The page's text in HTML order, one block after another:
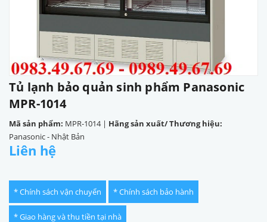
Tủ lạnh bảo quản sinh phẩm Panasonic
MPR-1014
Mã sản phẩm: MPR-1014 | Hãng sản xuất/ Thương hiệu:
Panasonic - Nhật Bản
Liên hệ
* Chính sách vận chuyển * Chính sách bảo hành
* Giao hàng và thu tiền tại nhà